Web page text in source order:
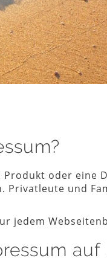
oder
und
jedem
auf